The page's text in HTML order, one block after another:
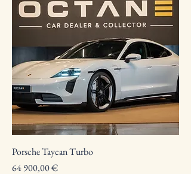
Porsche Taycan Turbo
Preço
64 900,00 €